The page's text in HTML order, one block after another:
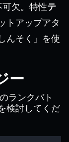
欠。特性テ
トアップアタ
んそく」を使
ー
ランクバト
検討してくだ